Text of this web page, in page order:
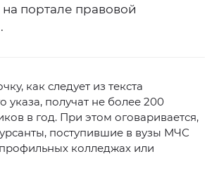
портале правовой
как следует из текста
указа, получат не более 200
в год. При этом оговаривается,
поступившие в вузы МЧС
колледжах или